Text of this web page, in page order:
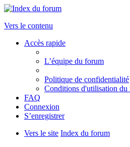
Vers le contenu
Accès rapide
L’équipe du forum
Politique de confidentialité
Conditions d'utilisation du
FAQ
Connexion
S’enregistrer
Vers le site Index du forum